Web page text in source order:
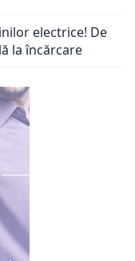
electrice! De
la încărcare